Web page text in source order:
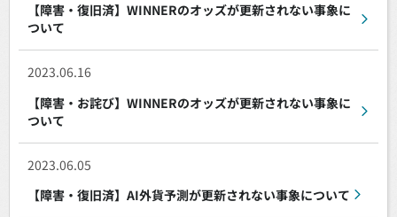
【障害・復旧済】WINNERのオッズが更新されない事象に
ついて
2023.06.16
【障害・お詫び】WINNERのオッズが更新されない事象に
ついて
2023.06.05
【障害・復旧済】AI外貨予測が更新されない事象について